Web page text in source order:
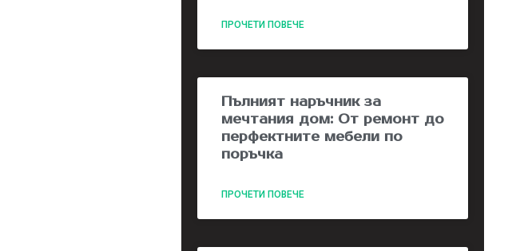
ПРОЧЕТИ ПОВЕЧЕ
Пълният наръчник за
мечтания дом: От ремонт до
перфектните мебели по
поръчка
ПРОЧЕТИ ПОВЕЧЕ